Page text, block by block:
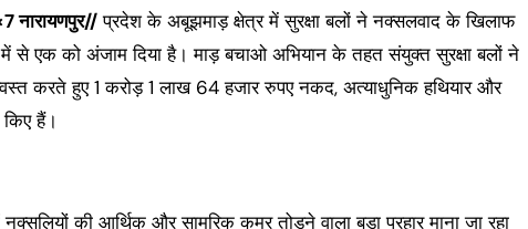
नारायणपुर//प्रदेश के अबूझमाड़ क्षेत्र में सुरक्षा बलों ने नक्सलवाद के खिलाफ
से एक को अंजाम दिया है। माड़ बचाओ अभियान के तहत संयुक्त सुरक्षा बलों ने
करते हुए 1 करोड़ 1 लाख 64 हजार रुपए नकद, अत्याधुनिक हथियार और
किए हैं।
की आर्थिक और सामरिक कमर तोड़ने वाला बड़ा प्रहार माना जा रहा